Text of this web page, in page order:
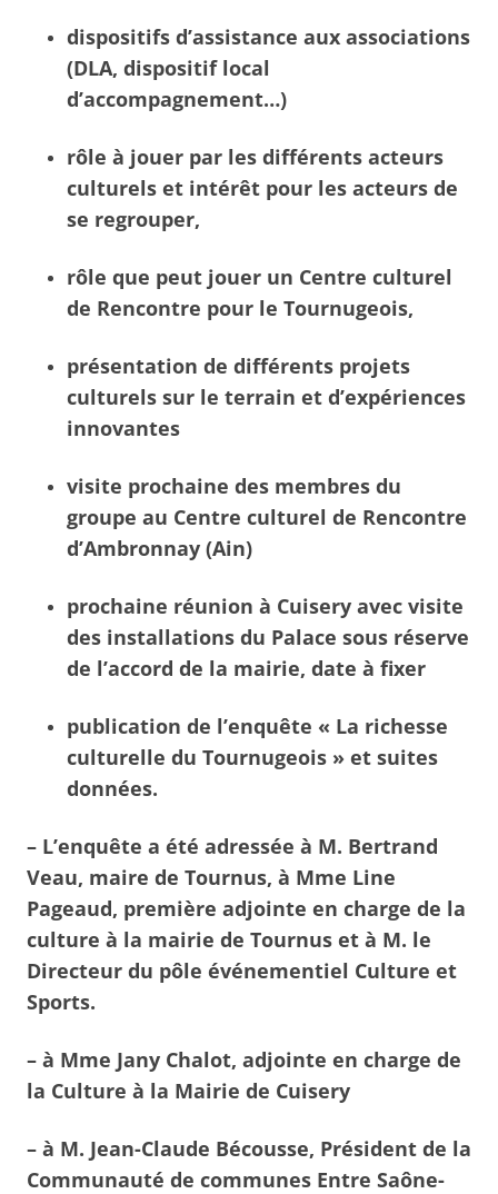
dispositifs d’assistance aux associations
(DLA, dispositif local
d’accompagnement…)
rôle à jouer par les différents acteurs
culturels et intérêt pour les acteurs de
se regrouper,
rôle que peut jouer un Centre culturel
de Rencontre pour le Tournugeois,
présentation de différents projets
culturels sur le terrain et d’expériences
innovantes
visite prochaine des membres du
groupe au Centre culturel de Rencontre
d’Ambronnay (Ain)
prochaine réunion à Cuisery avec visite
des installations du Palace sous réserve
de l’accord de la mairie, date à fixer
publication de l’enquête « La richesse
culturelle du Tournugeois » et suites
données.
– L’enquête a été adressée à M. Bertrand
Veau, maire de Tournus, à Mme Line
Pageaud, première adjointe en charge de la
culture à la mairie de Tournus et à M. le
Directeur du pôle événementiel Culture et
Sports.
– à Mme Jany Chalot, adjointe en charge de
la Culture à la Mairie de Cuisery
– à M. Jean-Claude Bécousse, Président de la
Communauté de communes Entre Saône-